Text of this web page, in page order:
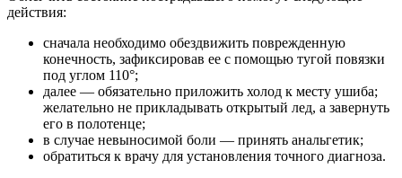
действия:
сначала необходимо обездвижить поврежденную
конечность, зафиксировав ее с помощью тугой повязки
под углом 110°;
далее — обязательно приложить холод к месту ушиба;
желательно не прикладывать открытый лед, а завернуть
его в полотенце;
в случае невыносимой боли — принять анальгетик;
обратиться к врачу для установления точного диагноза.